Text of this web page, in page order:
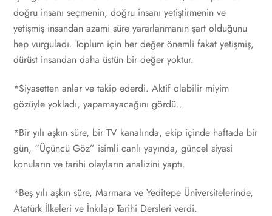
doğru insanı seçmenin, doğru insanı yetiştirmenin ve
yetişmiş insandan azami süre yararlanmanın şart olduğunu
hep vurguladı. Toplum için her değer önemli fakat yetişmiş,
dürüst insandan daha üstün bir değer yoktur.
*Siyasetten anlar ve takip ederdi. Aktif olabilir miyim
gözüyle yokladı, yapamayacağını gördü..
*Bir yılı aşkın süre, bir TV kanalında, ekip içinde haftada bir
gün, “Üçüncü Göz” isimli canlı yayında, güncel siyasi
konuların ve tarihi olayların analizini yaptı.
*Beş yılı aşkın süre, Marmara ve Yeditepe Üniversitelerinde,
Atatürk İlkeleri ve İnkılap Tarihi Dersleri verdi.